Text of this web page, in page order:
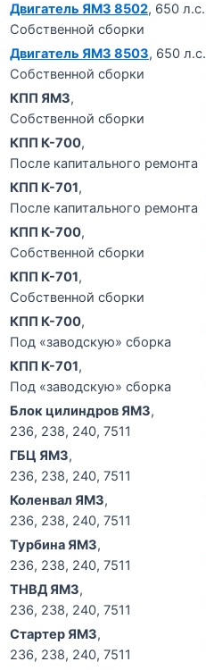
Двигатель ЯМЗ 8502, 650 л.с.
Собственной сборки
Двигатель ЯМЗ 8503, 650 л.с.
Собственной сборки
КПП ЯМЗ,
Собственной сборки
КПП К-700,
После капитального ремонта
КПП К-701,
После капитального ремонта
КПП К-700,
Собственной сборки
КПП К-701,
Собственной сборки
КПП К-700,
Под «заводскую» сборка
КПП К-701,
Под «заводскую» сборка
Блок цилиндров ЯМЗ,
236, 238, 240, 7511
ГБЦ ЯМЗ,
236, 238, 240, 7511
Коленвал ЯМЗ,
236, 238, 240, 7511
Турбина ЯМЗ,
236, 238, 240, 7511
ТНВД ЯМЗ,
236, 238, 240, 7511
Стартер ЯМЗ,
236, 238, 240, 7511